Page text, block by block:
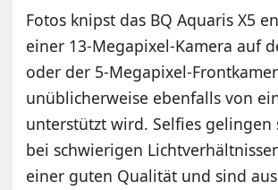
Fotos knipst das BQ Aquaris X5
einer 13-Megapixel-Kamera auf
oder der 5-Megapixel-
unüblicherweise ebenfalls von
unterstützt wird. Selfies gelingen
bei schwierigen
einer guten Qualität und sind